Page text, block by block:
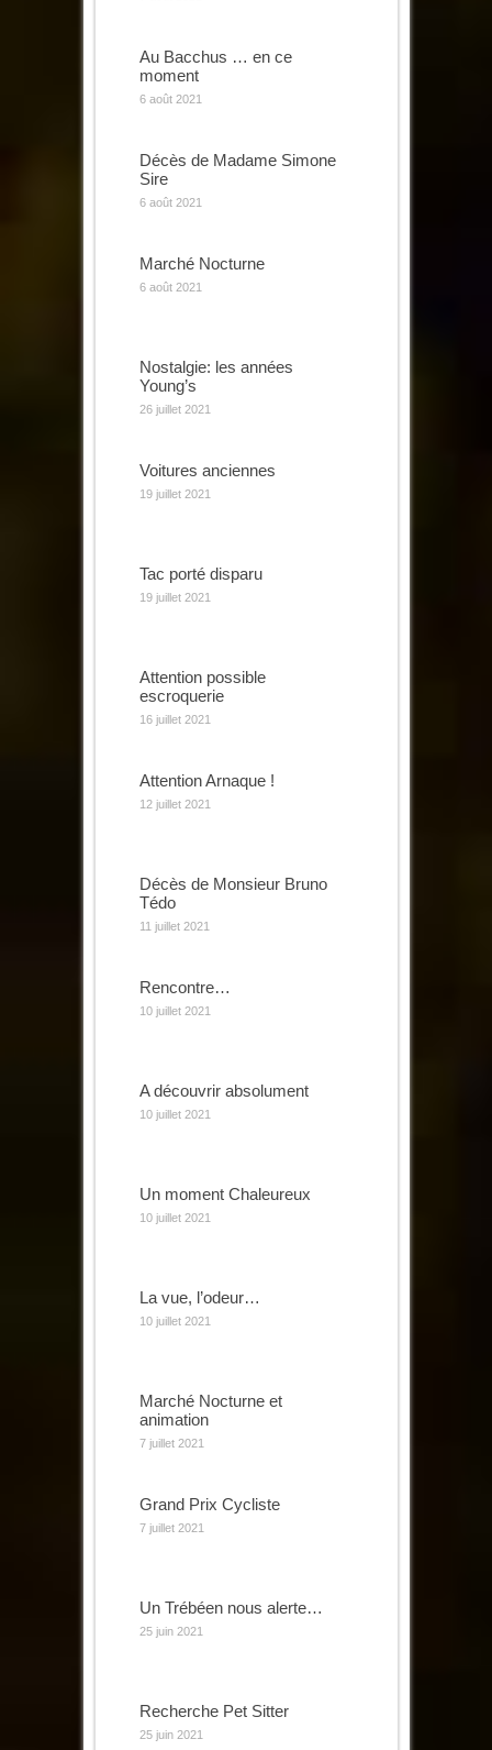
Au Bacchus … en ce
moment
6 août 2021
Décès de Madame Simone
Sire
6 août 2021
Marché Nocturne
6 août 2021
Nostalgie: les années
Young’s
26 juillet 2021
Voitures anciennes
19 juillet 2021
Tac porté disparu
19 juillet 2021
Attention possible
escroquerie
16 juillet 2021
Attention Arnaque !
12 juillet 2021
Décès de Monsieur Bruno
Tédo
11 juillet 2021
Rencontre…
10 juillet 2021
A découvrir absolument
10 juillet 2021
Un moment Chaleureux
10 juillet 2021
La vue, l’odeur…
10 juillet 2021
Marché Nocturne et
animation
7 juillet 2021
Grand Prix Cycliste
7 juillet 2021
Un Trébéen nous alerte…
25 juin 2021
Recherche Pet Sitter
25 juin 2021